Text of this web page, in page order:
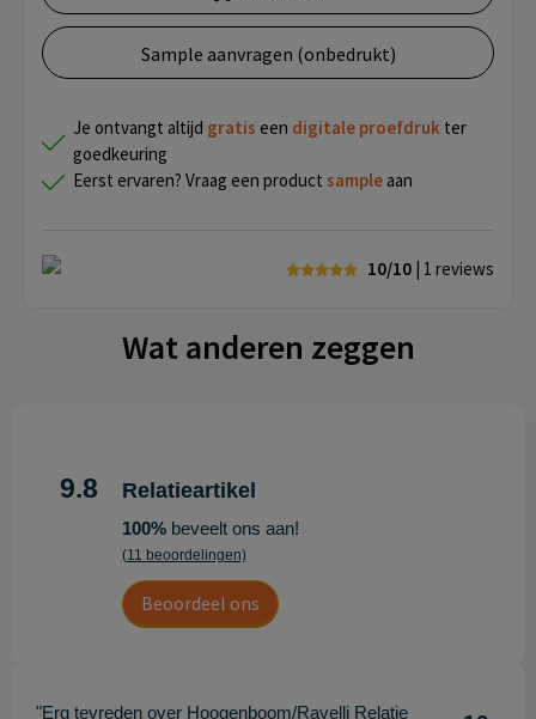
Sample aanvragen (onbedrukt)
Je ontvangt altijd gratis een digitale proefdruk ter
goedkeuring
Eerst ervaren? Vraag een product sample aan
10/10 | 1 reviews
Wat anderen zeggen
9.8 Relatieartikel
100%beveelt ons aan!
(11 beoordelingen)
Beoordeel ons
"Erg tevreden over Hoogenboom/Ravelli Relatie